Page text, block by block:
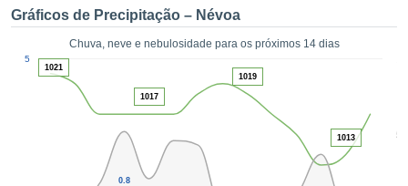
permite-
a nossa
fornecer-
de alta
CONTINUAR
Gráficos de Precipitação – Névoa
Chuva, neve e nebulosidade para os próximos 14 dias
50
5
0.8
1021
1017
1019
1013